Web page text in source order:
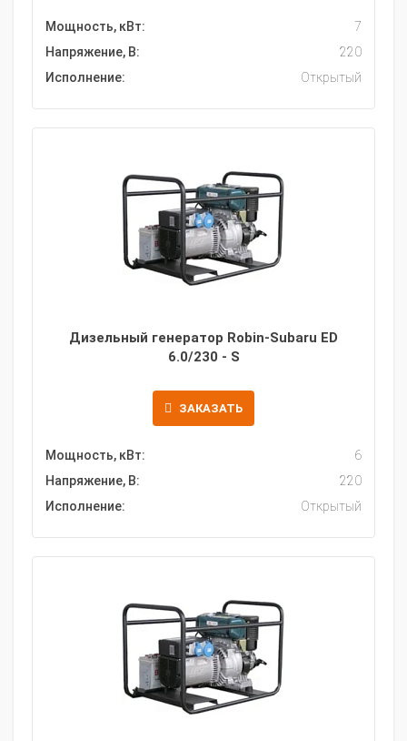
Мощность, кВт:
7
Напряжение, В:
220
Исполнение:
Открытый
Дизельный генератор Robin-Subaru ED
6.0/230 - S
ЗАКАЗАТЬ
Мощность, кВт:
6
Напряжение, В:
220
Исполнение:
Открытый